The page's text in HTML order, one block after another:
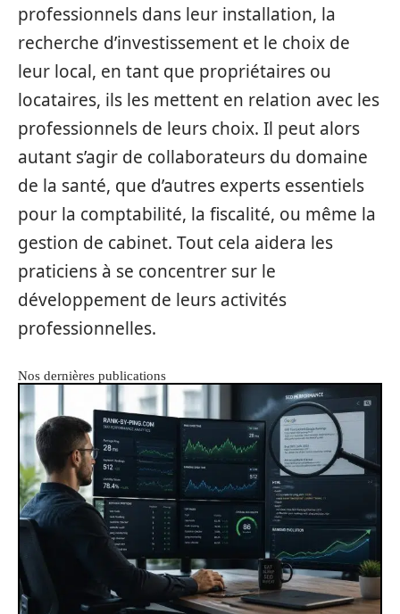
professionnels dans leur installation, la
recherche d’investissement et le choix de
leur local, en tant que propriétaires ou
locataires, ils les mettent en relation avec les
professionnels de leurs choix. Il peut alors
autant s’agir de collaborateurs du domaine
de la santé, que d’autres experts essentiels
pour la comptabilité, la fiscalité, ou même la
gestion de cabinet. Tout cela aidera les
praticiens à se concentrer sur le
développement de leurs activités
professionnelles.
Nos dernières publications